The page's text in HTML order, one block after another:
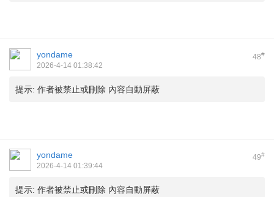
48#
yondame
2026-4-14 01:38:42
提示: 作者被禁止或刪除 內容自動屏蔽
49#
yondame
2026-4-14 01:39:44
提示: 作者被禁止或刪除 內容自動屏蔽